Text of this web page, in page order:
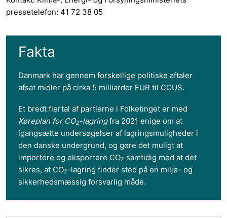
pressetelefon: 41 72 38 05
Fakta
Danmark har gennem forskellige politiske aftaler
afsat midler på cirka 5 milliarder EUR til CCUS.
Et bredt flertal af partierne i Folketinget er med
Køreplan for CO2-lagringfra 2021 enige om at
igangsætte undersøgelser af lagringsmuligheder i
den danske undergrund, og gøre det muligt at
importere og eksportere CO2 samtidig med at det
sikres, at CO2-lagring finder sted på en miljø- og
sikkerhedsmæssig forsvarlig måde.